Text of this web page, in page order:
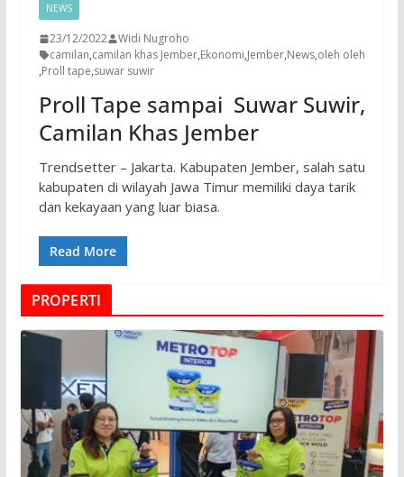
NEWS
23/12/2022
Widi Nugroho
camilan,camilan khas Jember,Ekonomi,Jember,News,oleh oleh
,Proll tape,suwar suwir
Proll Tape sampai Suwar Suwir,
Camilan Khas Jember
Trendsetter – Jakarta. Kabupaten Jember, salah satu
kabupaten di wilayah Jawa Timur memiliki daya tarik
dan kekayaan yang luar biasa.
Read More
PROPERTI